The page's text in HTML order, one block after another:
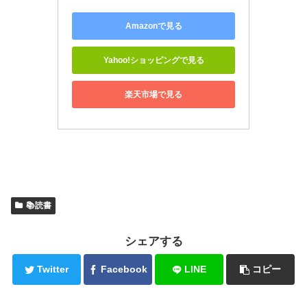
Amazonで見る
Yahoo!ショッピングで見る
楽天市場で見る
📚読書
シェアする
Twitter Facebook LINE コピー